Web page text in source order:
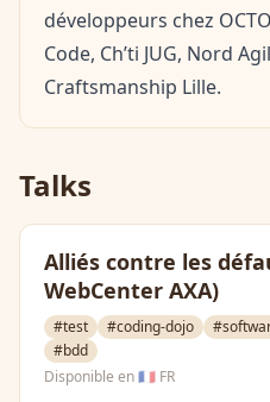
développeurs chez
Code, Ch’ti JUG, Nord
Craftsmanship Lille.
Talks
Alliés contre les
WebCenter AXA)
#test #coding-dojo
#bdd
Disponible en🇫🇷 FR